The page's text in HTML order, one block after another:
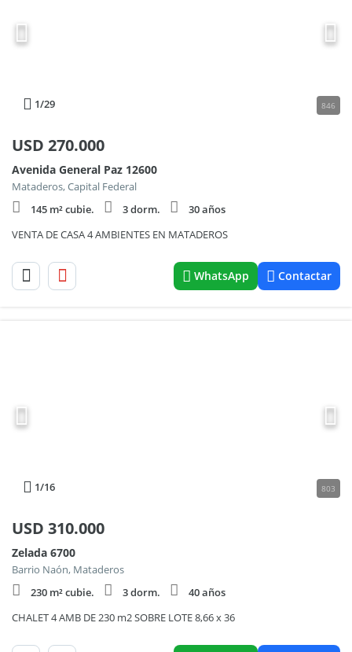
1/29 846
USD 270.000
Avenida General Paz 12600
Mataderos, Capital Federal
145 m² cubie.
3 dorm.
30 años
VENTA DE CASA 4 AMBIENTES EN MATADEROS
WhatsApp Contactar
1/16 803
USD 310.000
Zelada 6700
Barrio Naón, Mataderos
230 m² cubie.
3 dorm.
40 años
CHALET 4 AMB DE 230 m2 SOBRE LOTE 8,66 x 36